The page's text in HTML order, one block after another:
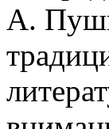
А.